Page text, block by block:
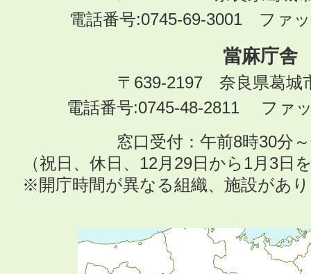
電話番号:0745-69-3001 ファ
當麻庁舎
〒639-2197 奈良県葛城
電話番号:0745-48-2811 ファ
窓口受付：午前8時30分
（祝日、休日、12月29日から1月3日
※開庁時間が異なる組織、施設があ